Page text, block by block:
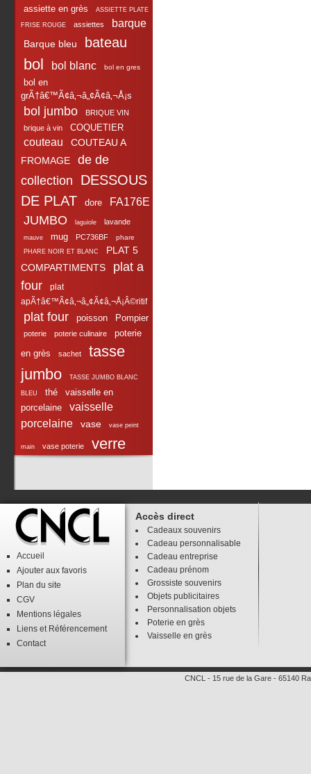
assiette en grès ASSIETTE PLATE
FRISE ROUGE assiettes barque
Barque bleu bateau
bol bol blanc bol en gres
bol en
grÃ†â€™Ã¢â‚¬â„¢Ã¢â‚¬Å¡s
bol jumbo
BRIQUE VIN
brique à vin
COQUETIER
couteau
COUTEAU A
FROMAGE
de de
collection
DESSOUS
DE PLAT
dore FA176E
JUMBO laguiole lavande
mauve mug PC736BF phare
PHARE NOIR ET BLANC
PLAT 5
COMPARTIMENTS
plat a
four
plat
apÃ†â€™Ã¢â‚¬â„¢Ã¢â‚¬Å¡Â©ritif
plat four poisson Pompier
poterie poterie culinaire
poterie
en grès
sachet
tasse
jumbo
TASSE JUMBO BLANC
BLEU thé
vaisselle en
porcelaine
vaisselle
porcelaine
vase vase peint
main vase poterie verre
Accueil
Ajouter aux favoris
Plan du site
CGV
Mentions légales
Liens et Référencement
Contact
Accès direct
Cadeaux souvenirs
Cadeau personnalisable
Cadeau entreprise
Cadeau prénom
Grossiste souvenirs
Objets publicitaires
Personnalisation objets
Poterie en grès
Vaisselle en grès
CNCL - 15 rue de la Gare - 65140